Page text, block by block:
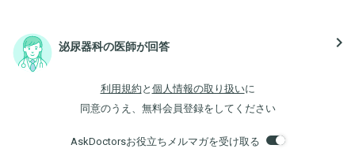
泌尿器科の医師が回答 navigate_next
利用規約 と 個人情報の取り扱いに
同意のうえ、無料会員登録をしてください
AskDoctorsお役立ちメルマガを受け取る